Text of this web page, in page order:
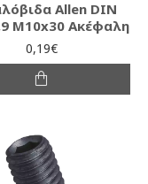
Allen DIN
M10x30 Ακέφαλη
0,19€